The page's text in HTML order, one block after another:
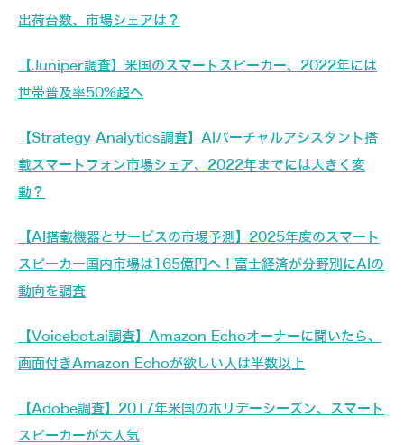
出荷台数、市場シェアは？
【Juniper調査】米国のスマートスピーカー、2022年には
世帯普及率50%超へ
【Strategy Analytics調査】AIバーチャルアシスタント搭
載スマートフォン市場シェア、2022年までには大きく変
動？
【AI搭載機器とサービスの市場予測】2025年度のスマート
スピーカー国内市場は165億円へ！富士経済が分野別にAIの
動向を調査
【Voicebot.ai調査】Amazon Echoオーナーに聞いたら、
画面付きAmazon Echoが欲しい人は半数以上
【Adobe調査】2017年米国のホリデーシーズン、スマート
スピーカーが大人気